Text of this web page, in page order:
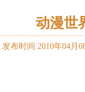
动漫世
发布时间:2010年04月